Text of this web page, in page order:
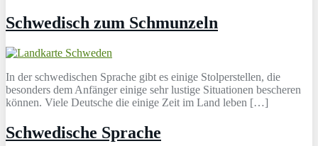
Schwedisch zum Schmunzeln
In der schwedischen Sprache gibt es einige Stolperstellen, die
besonders dem Anfänger einige sehr lustige Situationen bescheren
können. Viele Deutsche die einige Zeit im Land leben […]
Schwedische Sprache